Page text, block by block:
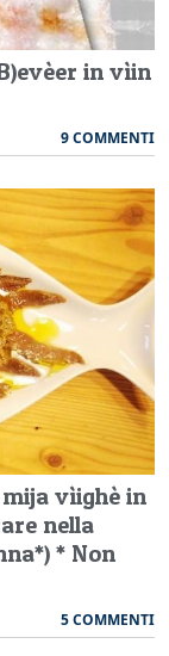
in vìin
9 COMMENTI
mija vìighè in
nella
* Non
5 COMMENTI